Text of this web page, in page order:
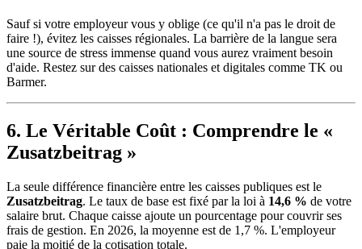
Sauf si votre employeur vous y oblige (ce qu'il n'a pas le droit de
faire !), évitez les caisses régionales. La barrière de la langue sera
une source de stress immense quand vous aurez vraiment besoin
d'aide. Restez sur des caisses nationales et digitales comme TK ou
Barmer.
6. Le Véritable Coût : Comprendre le «
Zusatzbeitrag »
La seule différence financière entre les caisses publiques est le
Zusatzbeitrag. Le taux de base est fixé par la loi à 14,6 % de votre
salaire brut. Chaque caisse ajoute un pourcentage pour couvrir ses
frais de gestion. En 2026, la moyenne est de 1,7 %. L'employeur
paie la moitié de la cotisation totale.